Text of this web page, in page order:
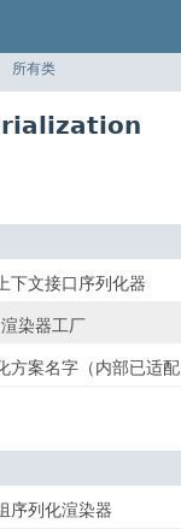
所有类
下文接口序列化器
染器工厂
方案名字（内部已适
序列化渲染器